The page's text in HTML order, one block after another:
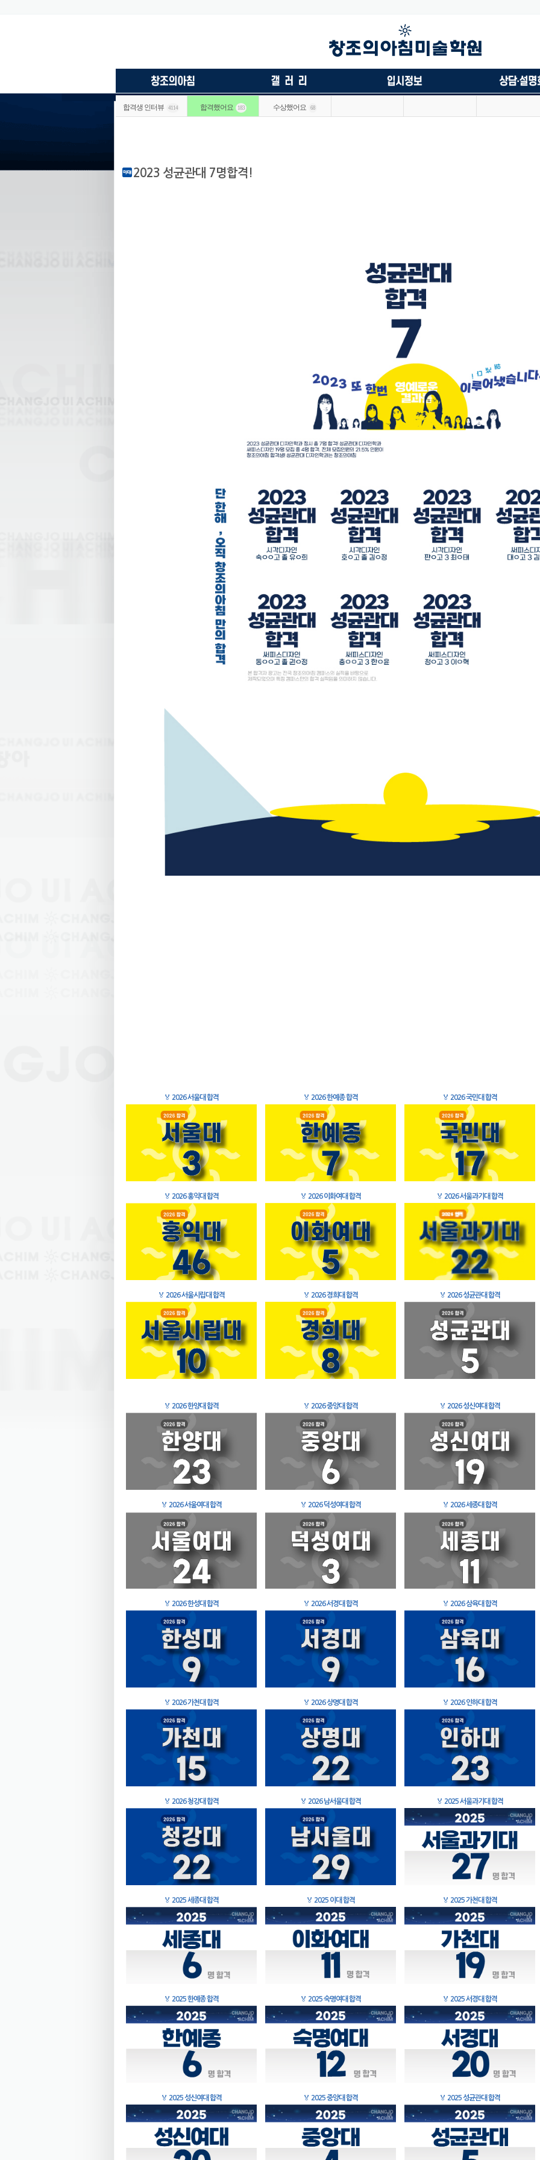
합격생 인터뷰 4114 합격했어요 183 수상했어요 68
2023 성균관대 7명합격!
🏅 2026 서울대 합격 🏅 2026 한예종 합격 🏅 2026 국민대 합격
🏅 2026 홍익대 합격 🏅 2026 이화여대 합격 🏅 2026 서울과기대 합격
🏅 2026 서울시립대 합격 🏅 2026 경희대 합격 🏅 2026 성균관대 합격
🏅 2026 한양대 합격 🏅 2026 중앙대 합격 🏅 2026 성신여대 합격
🏅 2026 서울여대 합격 🏅 2026 덕성여대 합격 🏅 2026 세종대 합격
🏅 2026 한성대 합격 🏅 2026 서경대 합격 🏅 2026 삼육대 합격
🏅 2026 가천대 합격 🏅 2026 상명대 합격 🏅 2026 인하대 합격
🏅 2026 청강대 합격 🏅 2026 남서울대 합격 🏅 2025 서울과기대 합격
🏅 2025 세종대 합격 🏅 2025 이대 합격 🏅 2025 가천대 합격
🏅 2025 한예종 합격 🏅 2025 숙명여대 합격 🏅 2025 서경대 합격
🏅 2025 성신여대 합격 🏅 2025 중앙대 합격 🏅 2025 성균관대 합격